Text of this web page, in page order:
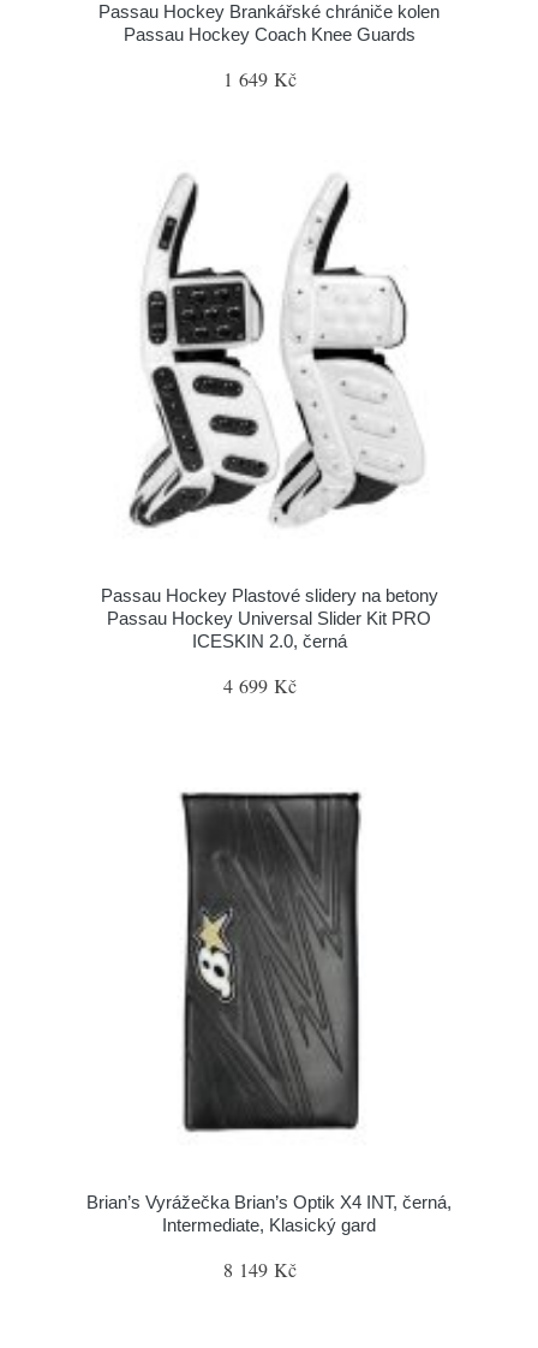
Passau Hockey Brankářské chrániče kolen
Passau Hockey Coach Knee Guards
1 649 Kč
Passau Hockey Plastové slidery na betony
Passau Hockey Universal Slider Kit PRO
ICESKIN 2.0, černá
4 699 Kč
Brian’s Vyrážečka Brian’s Optik X4 INT, černá,
Intermediate, Klasický gard
8 149 Kč